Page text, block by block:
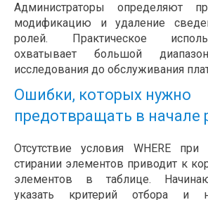
Администраторы определяют
модификацию и удаление
ролей. Практическое
охватывает большой
исследования до обслуживания
Ошибки, которых нужно
предотвращать в начале
Отсутствие условия WHERE
стирании элементов приводит к
элементов в таблице.
указать критерий отбора и